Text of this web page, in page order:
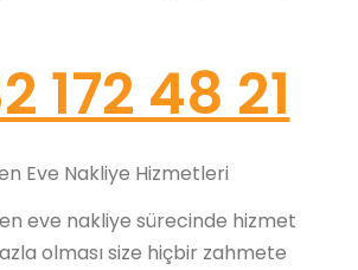
172 48 21
Eve Nakliye Hizmetleri
eve nakliye sürecinde hizmet
olması size hiçbir zahmete